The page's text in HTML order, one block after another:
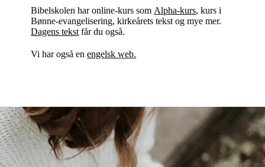
Bibelskolen har online-kurs som Alpha-kurs, kurs i
Bønne-evangelisering, kirkeårets tekst og mye mer.
Dagens tekst får du også.
Vi har også enengelsk web.